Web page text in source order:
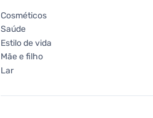
Cosméticos
Saúde
Estilo de vida
Mãe e filho
Lar